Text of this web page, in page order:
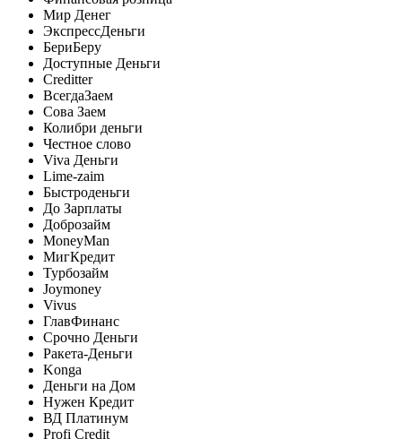
Мир Денег
ЭкспрессДеньги
БериБеру
Доступные Деньги
Creditter
ВсегдаЗаем
Сова Заем
Колибри деньги
Честное слово
Viva Деньги
Lime-zaim
Быстроденьги
До Зарплаты
Доброзайм
MoneyMan
МигКредит
Турбозайм
Joymoney
Vivus
ГлавФинанс
Срочно Деньги
Ракета-Деньги
Konga
Деньги на Дом
Нужен Кредит
ВД Платинум
Profi Credit